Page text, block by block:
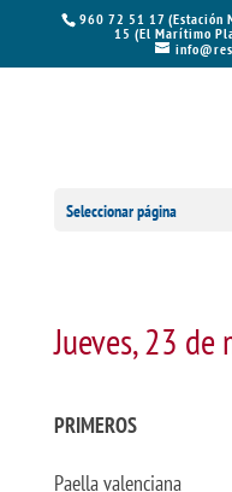
960 72 51 17 (Estación
15 (El Marítimo
Seleccionar página
Jueves, 23
PRIMEROS
Paella valenciana